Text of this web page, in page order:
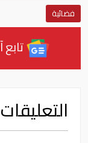
فضائية
التعليقات